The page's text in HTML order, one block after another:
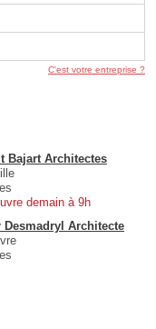
C'est votre entreprise ?
Bajart Architectes
demain à 9h
Desmadryl Architecte